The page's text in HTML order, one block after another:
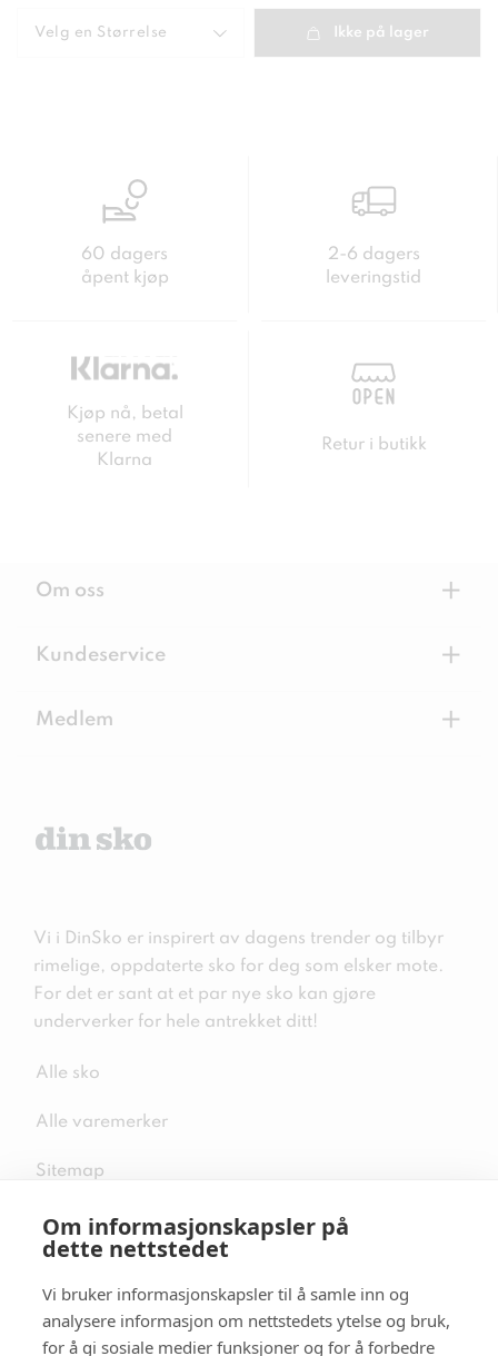
Om informasjonskapsler på
dette nettstedet
Vi bruker informasjonskapsler til å samle inn og
analysere informasjon om nettstedets ytelse og bruk,
for å gi sosiale medier funksjoner og for å forbedre
Velg en Størrelse Ikke på lager
60 dagers
åpent kjøp
2-6 dagers
leveringstid
Kjøp nå, betal
senere med
Klarna
Retur i butikk
Om oss +
Kundeservice +
Medlem +
Vi i DinSko er inspirert av dagens trender og tilbyr
rimelige, oppdaterte sko for deg som elsker mote.
For det er sant at et par nye sko kan gjøre
underverker for hele antrekket ditt!
Alle sko
Alle varemerker
Sitemap
Følg oss i sosiale medier